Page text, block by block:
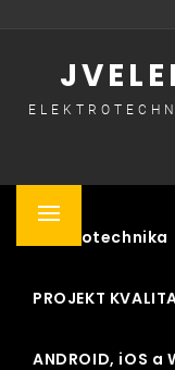
Primary
Elektrotechnika
PROJEKT
ANDROID, iOS a